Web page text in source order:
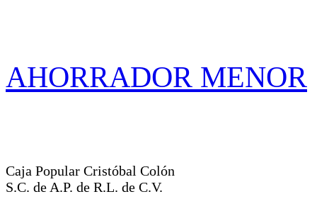
AHORRADOR MENOR
Caja Popular Cristóbal Colón
S.C. de A.P. de R.L. de C.V.